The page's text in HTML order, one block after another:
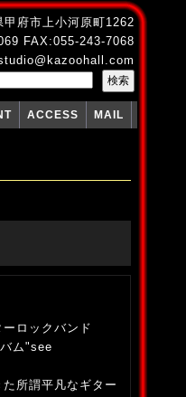
府市上小河原町1262
FAX:055-243-7068
ACCESS MAIL
ロックバンド
ム"see
所謂平凡なギター